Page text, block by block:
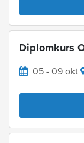
Diplomkurs
05 - 09 okt